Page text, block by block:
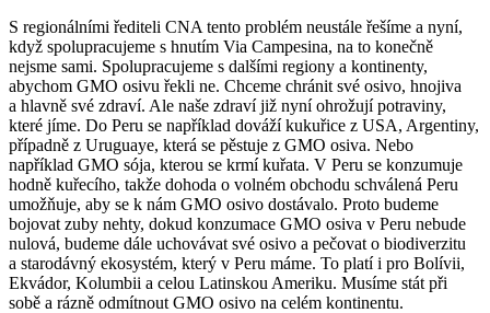
S regionálními řediteli CNA tento problém neustále řešíme a nyní,
když spolupracujeme s hnutím Via Campesina, na to konečně
nejsme sami. Spolupracujeme s dalšími regiony a kontinenty,
abychom GMO osivu řekli ne. Chceme chránit své osivo, hnojiva
a hlavně své zdraví. Ale naše zdraví již nyní ohrožují potraviny,
které jíme. Do Peru se například dováží kukuřice z USA, Argentiny,
případně z Uruguaye, která se pěstuje z GMO osiva. Nebo
například GMO sója, kterou se krmí kuřata. V Peru se konzumuje
hodně kuřecího, takže dohoda o volném obchodu schválená Peru
umožňuje, aby se k nám GMO osivo dostávalo. Proto budeme
bojovat zuby nehty, dokud konzumace GMO osiva v Peru nebude
nulová, budeme dále uchovávat své osivo a pečovat o biodiverzitu
a starodávný ekosystém, který v Peru máme. To platí i pro Bolívii,
Ekvádor, Kolumbii a celou Latinskou Ameriku. Musíme stát při
sobě a rázně odmítnout GMO osivo na celém kontinentu.